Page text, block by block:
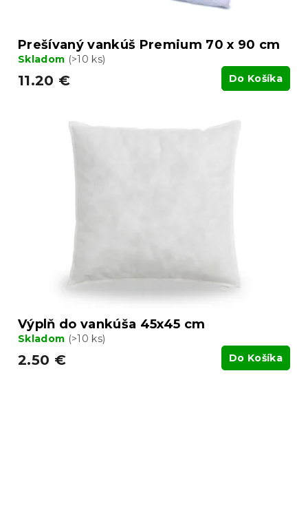
Prešívaný vankúš Premium 70 x 90 cm
Skladom (>10 ks)
11.20 € Do Košíka
Výplň do vankúša 45x45 cm
Skladom (>10 ks)
2.50 € Do Košíka